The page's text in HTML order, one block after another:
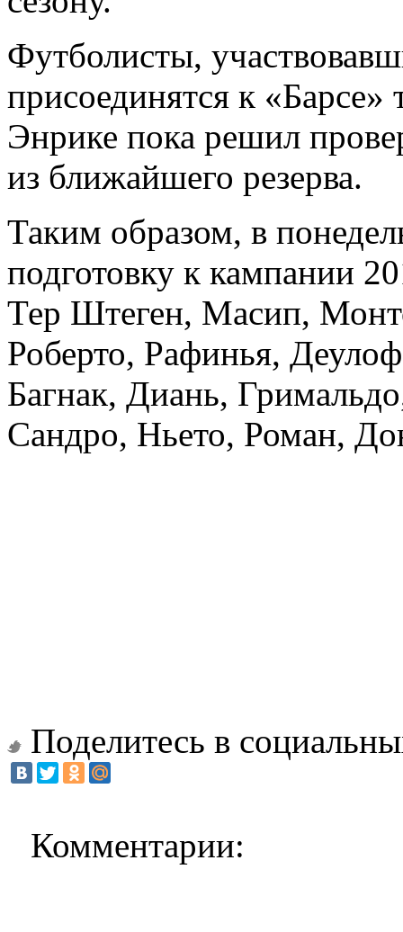
Футболисты,
присоединятся к
Энрике пока решил
из ближайшего резерва.
Таким образом, в
подготовку к кампании
Тер Штеген, Масип,
Роберто, Рафинья,
Багнак, Диань,
Сандро, Ньето, Роман,
Поделитесь в
Комментарии: